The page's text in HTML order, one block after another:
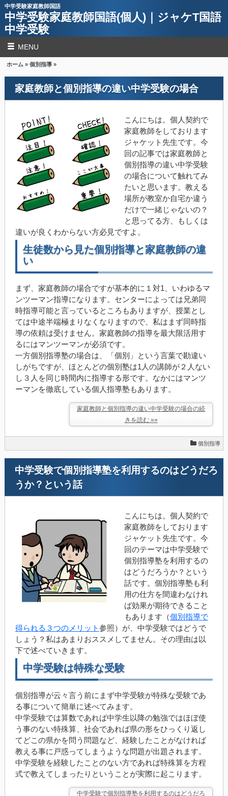
中学受験家庭教師国語
中学受験家庭教師国語(個人)｜ジャケT国語
中学受験
MENU
ホーム »個別指導 »
家庭教師と個別指導の違い中学受験の場合
こんにちは。個人契約で
家庭教師をしております
ジャケット先生です。今
回の記事では家庭教師と
個別指導の違い中学受験
の場合について触れてみ
たいと思います。教える
場所が教室か自宅か違う
だけで一緒じゃないの？
と思ってる方、もしくは
違いが良くわからない方必見ですよ。
生徒数から見た個別指導と家庭教師の違
い
まず、家庭教師の場合ですが基本的に１対1、いわゆるマ
ンツーマン指導になります。センターによっては兄弟同
時指導可能と言っているところもありますが、授業とし
ては中途半端極まりなくなりますので、私はまず同時指
導の依頼は受けません。家庭教師の指導を最大限活用す
るにはマンツーマンが必須です。
一方個別指導塾の場合は、「個別」という言葉で勘違い
しがちですが、ほとんどの個別塾は1人の講師が２人ない
し３人を同じ時間内に指導する形です。なかにはマンツ
ーマンを徹底している個人指導塾もあります。
家庭教師と個別指導の違い中学受験の場合の続
きを読む »»
個別指導
中学受験で個別指導塾を利用するのはどうだろ
うか？という話
こんにちは。個人契約で
家庭教師をしております
ジャケット先生です。今
回のテーマは中学受験で
個別指導塾を利用するの
はどうだろうか？という
話です。個別指導塾も利
用の仕方を間違わなけれ
ば効果が期待できること
もあります（個別指導で
得られる３つのメリット参照）が、中学受験ではどうで
しょう？私はあまりおススメしてません。その理由は以
下で述べていきます。
中学受験は特殊な受験
個別指導が云々言う前にまず中学受験が特殊な受験であ
る事について簡単に述べてみます。
中学受験では算数であれば中学生以降の勉強ではほぼ使
う事のない特殊算、社会であれば県の形をひっくり返し
てどこの県かを問う問題など、経験したことがなければ
教える事に戸惑ってしまうような問題が出題されます。
中学受験を経験したことのない方であれば特殊算を方程
式で教えてしまったりということが実際に起こります。
中学受験で個別指導塾を利用するのはどうだろ